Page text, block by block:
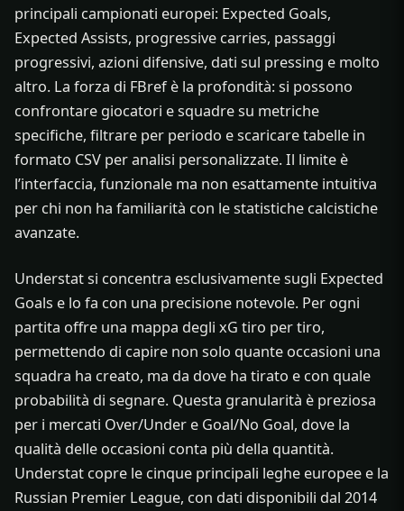
principali campionati europei: Expected Goals,
Expected Assists, progressive carries, passaggi
progressivi, azioni difensive, dati sul pressing e molto
altro. La forza di FBref è la profondità: si possono
confrontare giocatori e squadre su metriche
specifiche, filtrare per periodo e scaricare tabelle in
formato CSV per analisi personalizzate. Il limite è
l’interfaccia, funzionale ma non esattamente intuitiva
per chi non ha familiarità con le statistiche calcistiche
avanzate.
Understat si concentra esclusivamente sugli Expected
Goals e lo fa con una precisione notevole. Per ogni
partita offre una mappa degli xG tiro per tiro,
permettendo di capire non solo quante occasioni una
squadra ha creato, ma da dove ha tirato e con quale
probabilità di segnare. Questa granularità è preziosa
per i mercati Over/Under e Goal/No Goal, dove la
qualità delle occasioni conta più della quantità.
Understat copre le cinque principali leghe europee e la
Russian Premier League, con dati disponibili dal 2014